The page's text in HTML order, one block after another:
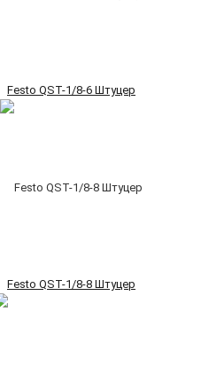
Festo QST-1/8-6 Штуцер
Festo QST-1/8-8 Штуцер